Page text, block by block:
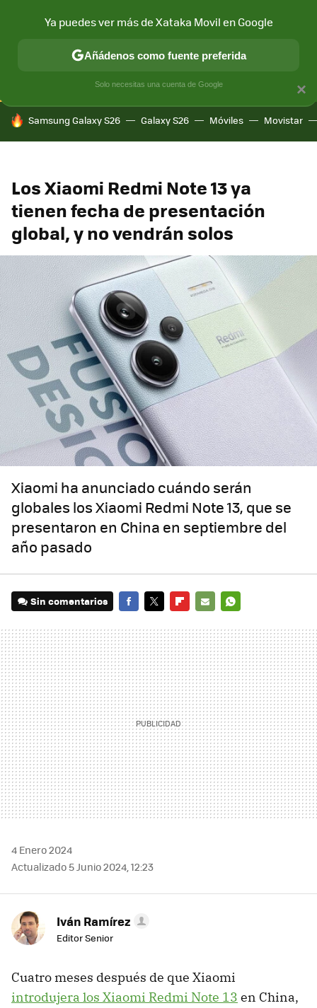
CONECTIVIDAD MÓVIL Y SOCIEDAD APLICACIONES
HOY SE HABLA DE
Samsung Galaxy S26 Galaxy S26 Móviles Movistar
Los Xiaomi Redmi Note 13 ya
tienen fecha de presentación
global, y no vendrán solos
Xiaomi ha anunciado cuándo serán
globales los Xiaomi Redmi Note 13, que se
presentaron en China en septiembre del
año pasado
Sin comentarios
MAIL
4 Enero 2024
Actualizado 5 Junio 2024, 12:23
Iván Ramírez
Editor Senior
Cuatro meses después de que Xiaomi
introdujera los Xiaomi Redmi Note 13 en China,
×
Ya puedes ver más de Xataka Movil en Google
Añádenos como fuente preferida
Solo necesitas una cuenta de Google